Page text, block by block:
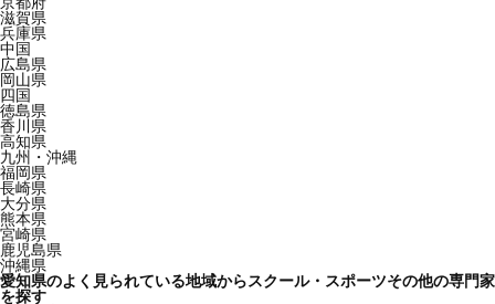
滋賀県
兵庫県
中国
広島県
岡山県
四国
徳島県
香川県
高知県
九州・沖縄
福岡県
長崎県
大分県
熊本県
宮崎県
鹿児島県
沖縄県
愛知県のよく見られている地域からスクール・スポーツその他の専門家
を探す